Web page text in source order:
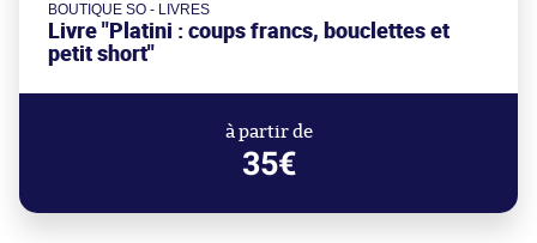
BOUTIQUE SO - LIVRES
Livre "Platini : coups francs, bouclettes et
petit short"
à partir de
35€